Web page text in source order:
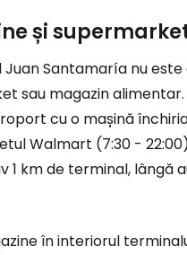
și
Santamaría nu
sau magazin
cu o mașină
Walmart (7:30 -
1 km de terminal, lângă
în interiorul